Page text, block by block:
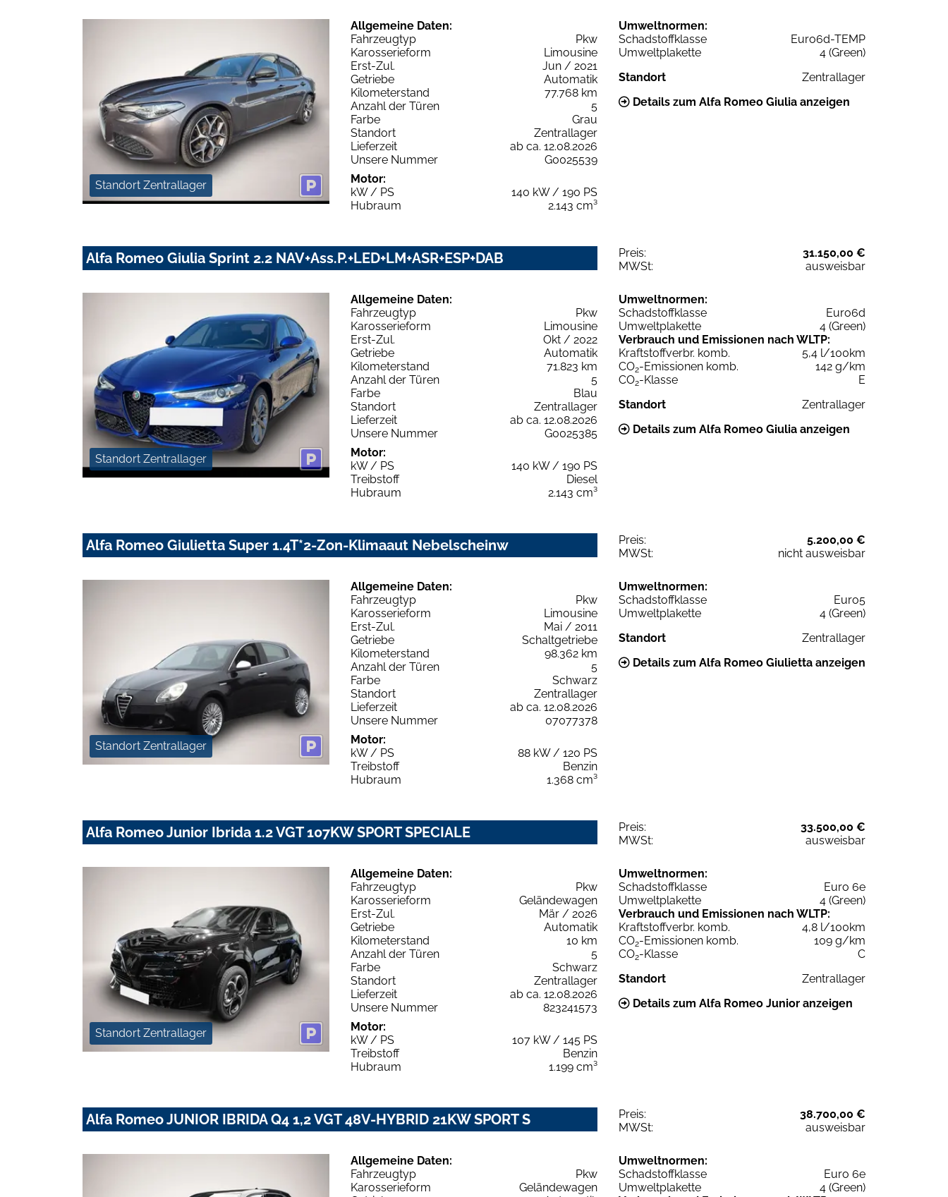
Standort Zentrallager
Allgemeine Daten:
Fahrzeugtyp
Pkw
Karosserieform
Limousine
Erst-Zul.
Jun / 2021
Getriebe
Automatik
Kilometerstand
77.768 km
Anzahl der Türen
5
Farbe
Grau
Standort
Zentrallager
Lieferzeit
ab ca. 12.08.2026
Unsere Nummer
G0025539
Motor:
kW / PS
140 kW / 190 PS
Hubraum
2.143 cm³
Umweltnormen:
Schadstoffklasse
Euro6d-TEMP
Umweltplakette
4 (Green)
Standort
Zentrallager
Details zum Alfa Romeo Giulia anzeigen
Alfa Romeo Giulia Sprint 2.2 NAV+Ass.P.+LED+LM+ASR+ESP+DAB Preis:
31.150,00 €
MWSt:
ausweisbar
Standort Zentrallager
Allgemeine Daten:
Fahrzeugtyp
Pkw
Karosserieform
Limousine
Erst-Zul.
Okt / 2022
Getriebe
Automatik
Kilometerstand
71.823 km
Anzahl der Türen
5
Farbe
Blau
Standort
Zentrallager
Lieferzeit
ab ca. 12.08.2026
Unsere Nummer
G0025385
Motor:
kW / PS
140 kW / 190 PS
Treibstoff
Diesel
Hubraum
2.143 cm³
Umweltnormen:
Schadstoffklasse
Euro6d
Umweltplakette
4 (Green)
Verbrauch und Emissionen nach WLTP:
Kraftstoffverbr. komb.
5,4 l/100km
CO2-Emissionen komb.
142 g/km
CO2-Klasse
E
Standort
Zentrallager
Details zum Alfa Romeo Giulia anzeigen
Alfa Romeo Giulietta Super 1.4T*2-Zon-Klimaaut Nebelscheinw Preis:
5.200,00 €
MWSt:
nicht ausweisbar
Standort Zentrallager
Allgemeine Daten:
Fahrzeugtyp
Pkw
Karosserieform
Limousine
Erst-Zul.
Mai / 2011
Getriebe
Schaltgetriebe
Kilometerstand
98.362 km
Anzahl der Türen
5
Farbe
Schwarz
Standort
Zentrallager
Lieferzeit
ab ca. 12.08.2026
Unsere Nummer
07077378
Motor:
kW / PS
88 kW / 120 PS
Treibstoff
Benzin
Hubraum
1.368 cm³
Umweltnormen:
Schadstoffklasse
Euro5
Umweltplakette
4 (Green)
Standort
Zentrallager
Details zum Alfa Romeo Giulietta anzeigen
Alfa Romeo Junior Ibrida 1.2 VGT 107KW SPORT SPECIALE Preis:
33.500,00 €
MWSt:
ausweisbar
Standort Zentrallager
Allgemeine Daten:
Fahrzeugtyp
Pkw
Karosserieform
Geländewagen
Erst-Zul.
Mär / 2026
Getriebe
Automatik
Kilometerstand
10 km
Anzahl der Türen
5
Farbe
Schwarz
Standort
Zentrallager
Lieferzeit
ab ca. 12.08.2026
Unsere Nummer
823241573
Motor:
kW / PS
107 kW / 145 PS
Treibstoff
Benzin
Hubraum
1.199 cm³
Umweltnormen:
Schadstoffklasse
Euro 6e
Umweltplakette
4 (Green)
Verbrauch und Emissionen nach WLTP:
Kraftstoffverbr. komb.
4,8 l/100km
CO2-Emissionen komb.
109 g/km
CO2-Klasse
C
Standort
Zentrallager
Details zum Alfa Romeo Junior anzeigen
Alfa Romeo JUNIOR IBRIDA Q4 1,2 VGT 48V-HYBRID 21KW SPORT S Preis:
38.700,00 €
MWSt:
ausweisbar
Allgemeine Daten:
Fahrzeugtyp
Pkw
Karosserieform
Geländewagen
Umweltnormen:
Schadstoffklasse
Euro 6e
Umweltplakette
4 (Green)